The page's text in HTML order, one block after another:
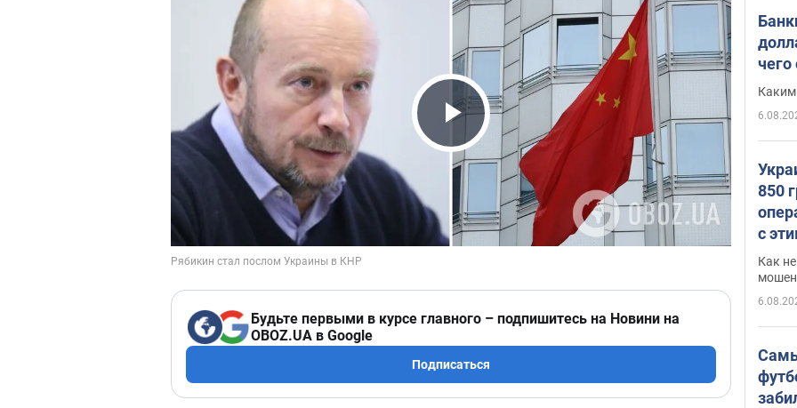
Play Video
Будьте первыми в курсе главного – подпишитесь на Новини на
OBOZ.UA в Google
Подписаться
Каким
850
с
Как